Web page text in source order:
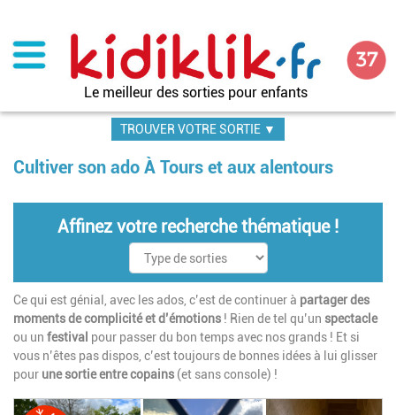
contenu
principal
Le meilleur des sorties pour enfants
TROUVER VOTRE SORTIE ▼
Cultiver son ado À Tours et aux alentours
Affinez votre recherche thématique !
Ce qui est génial, avec les ados, c’est de continuer à partager des
moments de complicité et d’émotions ! Rien de tel qu’un spectacle
ou un festival pour passer du bon temps avec nos grands ! Et si
vous n’êtes pas dispos, c’est toujours de bonnes idées à lui glisser
pour une sortie entre copains (et sans console) !